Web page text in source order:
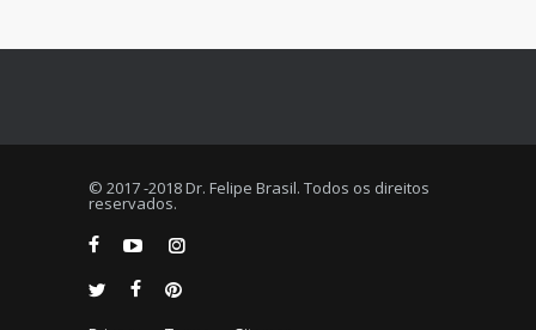
© 2017 -2018 Dr. Felipe Brasil. Todos os direitos
reservados.